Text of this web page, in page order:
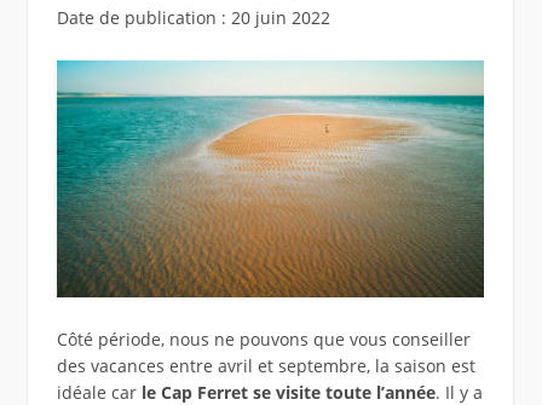
Date de publication : 20 juin 2022
Côté période, nous ne pouvons que vous conseiller
des vacances entre avril et septembre, la saison est
idéale car le Cap Ferret se visite toute l’année. Il y a